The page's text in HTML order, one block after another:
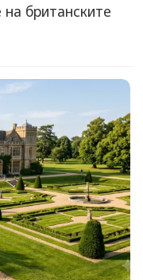
британските